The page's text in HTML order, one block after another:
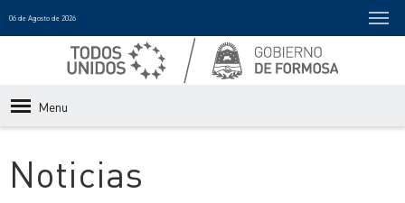
06 de Agosto de 2026
Menu
Noticias